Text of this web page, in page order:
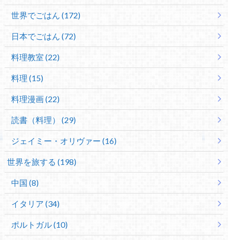
世界でごはん (172)
日本でごはん (72)
料理教室 (22)
料理 (15)
料理漫画 (22)
読書（料理） (29)
ジェイミー・オリヴァー (16)
世界を旅する (198)
中国 (8)
イタリア (34)
ポルトガル (10)